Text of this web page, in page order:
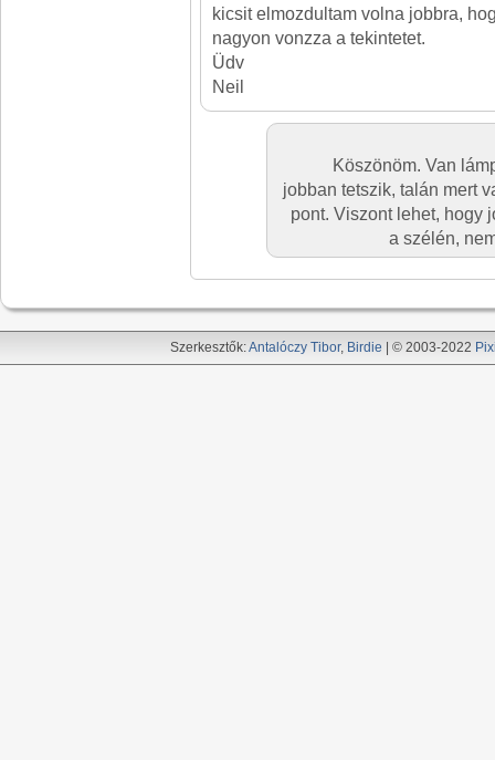
kicsit elmozdultam volna jobbra,
nagyon vonzza a tekintetet.
Üdv
Neil
Köszönöm. Van
jobban tetszik, talán mert
pont. Viszont lehet, hogy
a szélén,
Szerkesztők:Antalóczy Tibor, Birdie | © 2003-2022